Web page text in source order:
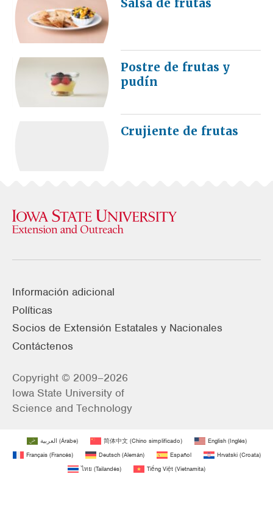
Salsa de frutas
Postre de frutas y
pudín
Crujiente de frutas
Información adicional
Políticas
Socios de Extensión Estatales y Nacionales
Contáctenos
Copyright © 2009–2026
Iowa State University of
Science and Technology
العربية (Árabe) 简体中文(Chino simplificado) English(Inglés)
Français(Francés) Deutsch(Alemán) Español Hrvatski(Croata)
ไทย (Tailandés) Tiếng Việt (Vietnamita)